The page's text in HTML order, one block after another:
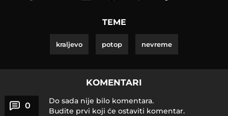
TEME
kraljevo potop nevreme
KOMENTARI
0
Do sada nije bilo komentara.
Budite prvi koji će ostaviti komentar.